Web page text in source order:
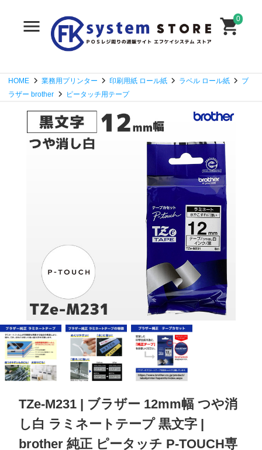
0
HOME 業務用プリンター 印刷用紙 ロール紙 ラベル ロール紙
ブ
ラザー brother
ピータッチ用テープ
TZe-M231 | ブラザー 12mm幅 つや消
し白 ラミネートテープ 黒文字 |
brother 純正 ピータッチ P-TOUCH専